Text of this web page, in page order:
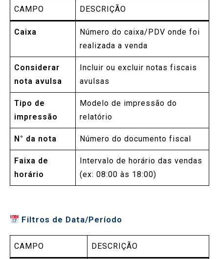
CAMPO DESCRIÇÃO
Caixa
Número do caixa/PDV onde foi
realizada a venda
Considerar
nota avulsa
Incluir ou excluir notas fiscais
avulsas
Tipo de
impressão
Modelo de impressão do
relatório
N° da nota Número do documento fiscal
Faixa de
horário
Intervalo de horário das vendas
(ex: 08:00 às 18:00)
Filtros de Data/Período
CAMPO DESCRIÇÃO